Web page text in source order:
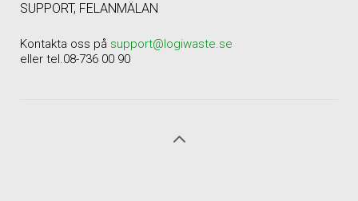
SUPPORT, FELANMÄLAN
Kontakta oss på support@logiwaste.se
eller tel.08-736 00 90